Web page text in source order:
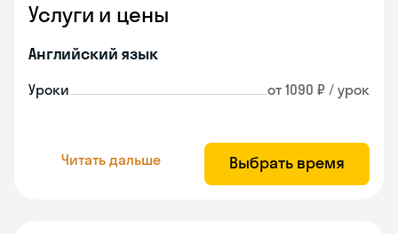
Услуги и цены
Английский язык
Уроки от 1090 ₽ / урок
Читать дальше Выбрать время